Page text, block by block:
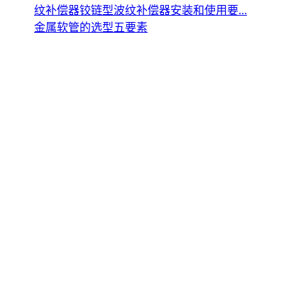
纹补偿器铰链型波纹补偿器安装和使用要...
金属软管的选型五要素